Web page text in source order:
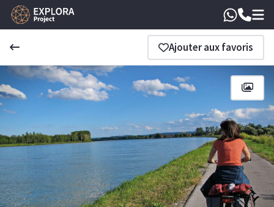
Ajouter aux favoris